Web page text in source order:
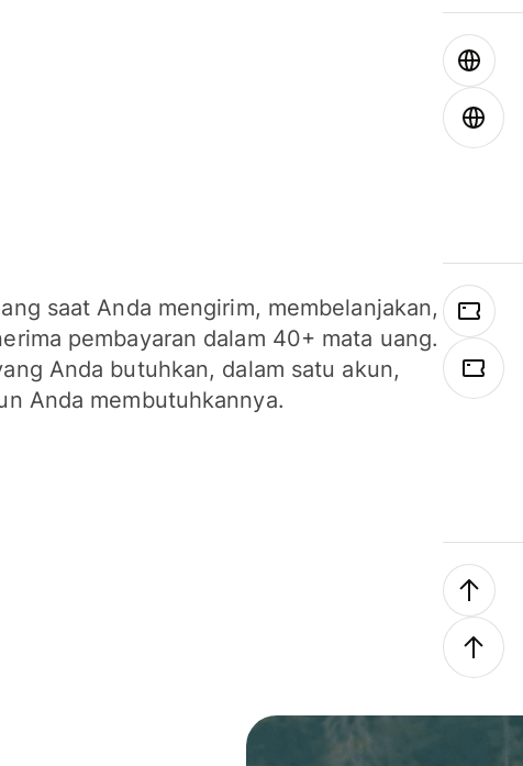
saat Anda mengirim, membelanjakan,
pembayaran dalam 40+ mata uang.
Anda butuhkan, dalam satu akun,
Anda membutuhkannya.